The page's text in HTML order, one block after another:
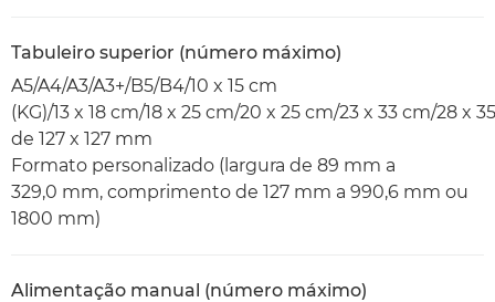
Tabuleiro superior (número máximo)
A5/A4/A3/A3+/B5/B4/10 x 15 cm
(KG)/13 x 18 cm/18 x 25 cm/20 x 25 cm/23 x 33 cm/28 x
de 127 x 127 mm
Formato personalizado (largura de 89 mm a
329,0 mm, comprimento de 127 mm a 990,6 mm ou
1800 mm)
Alimentação manual (número máximo)